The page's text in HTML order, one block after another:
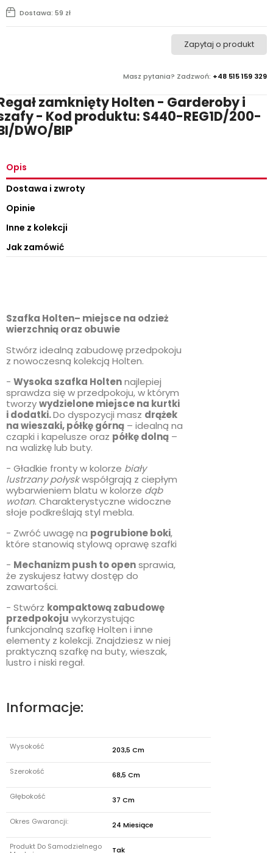
Masz pytania? Zadzwoń: +48 515 159 329
Zapytaj o produkt
Dostawa: 59 zł
zamknięty Holten - Garderoby i
- Kod produktu: S440-REG1D/200-
DWO/BIP
Opis
Dostawa i zwroty
Opinie
Inne z kolekcji
Jak zamówić
Szafka Holten– miejsce na odzież
wierzchnią oraz obuwie
Stwórz idealną zabudowę przedpokoju
z nowoczesną kolekcją Holten.
- Wysoka szafka Holtennajlepiej
sprawdza się w przedpokoju, w którym
tworzywydzielone miejsce na kurtki
i dodatki.Do dyspozycji masz drążek
na wieszaki, półkę górną – idealną na
czapki i kapelusze oraz półkę dolną –
na walizkę lub buty.
- Gładkie fronty w kolorze biały
lustrzany połyskwspółgrają z ciepłym
wybarwieniem blatu w kolorze dąb
wotan. Charakterystyczne widoczne
słoje podkreślają styl mebla.
- Zwróć uwagę na pogrubione boki,
które stanowią stylową oprawę szafki
- Mechanizm push to opensprawia,
że zyskujesz łatwy dostęp do
zawartości.
- Stwórz kompaktową zabudowę
przedpokoju wykorzystując
funkcjonalną szafkę Holten i inne
elementy z kolekcji. Znajdziesz w niej
praktyczną szafkę na buty, wieszak,
lustro i niski regał.
Informacje:
Wysokość 203,5 Cm
Szerokość 68,5 Cm
Głębokość 37 Cm
Okres Gwarancji: 24 Miesiące
Produkt Do Samodzielnego
Tak